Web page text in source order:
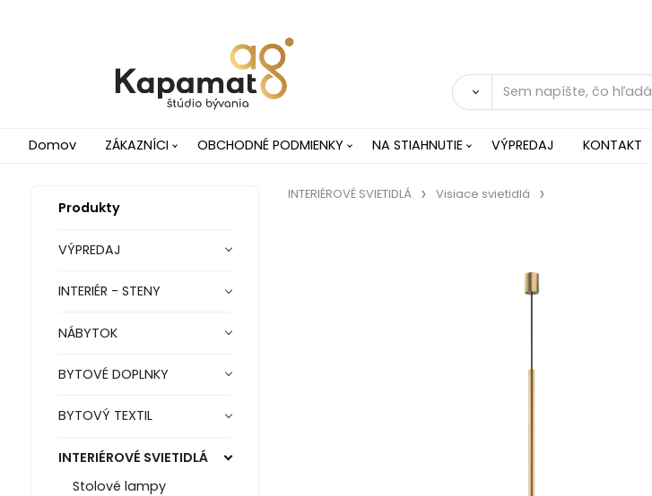
Domov ZÁKAZNÍCI OBCHODNÉ PODMIENKY NA STIAHNUTIE VÝPREDAJ KONTAKT
Produkty
VÝPREDAJ
INTERIÉR - STENY
NÁBYTOK
BYTOVÉ DOPLNKY
BYTOVÝ TEXTIL
INTERIÉROVÉ SVIETIDLÁ
Stolové lampy
INTERIÉROVÉ SVIETIDLÁ Visiace svietidlá